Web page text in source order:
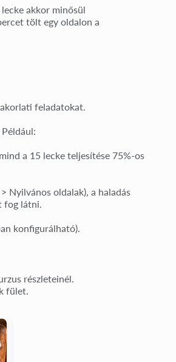
akkor minősül
tölt egy oldalon a
feladatokat
a 15 lecke teljesítése 75%-os
Nyilvános oldalak), a haladás
fog látni.
konfigurálható).
részleteinél.
fület.